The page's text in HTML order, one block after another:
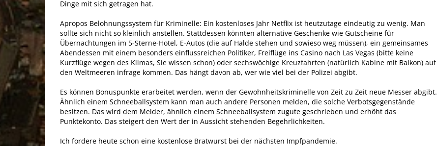
Dinge mit sich getragen hat.
Apropos Belohnungssystem für Kriminelle: Ein kostenloses Jahr Netflix ist heutzutage eindeutig zu wenig. Man
sollte sich nicht so kleinlich anstellen. Stattdessen könnten alternative Geschenke wie Gutscheine für
Übernachtungen im 5-Sterne-Hotel, E-Autos (die auf Halde stehen und sowieso weg müssen), ein gemeinsames
Abendessen mit einem besonders einflussreichen Politiker, Freiflüge ins Casino nach Las Vegas (bitte keine
Kurzflüge wegen des Klimas, Sie wissen schon) oder sechswöchige Kreuzfahrten (natürlich Kabine mit Balkon) auf
den Weltmeeren infrage kommen. Das hängt davon ab, wer wie viel bei der Polizei abgibt.
Es können Bonuspunkte erarbeitet werden, wenn der Gewohnheitskriminelle von Zeit zu Zeit neue Messer abgibt.
Ähnlich einem Schneeballsystem kann man auch andere Personen melden, die solche Verbotsgegenstände
besitzen. Das wird dem Melder, ähnlich einem Schneeballsystem zugute geschrieben und erhöht das
Punktekonto. Das steigert den Wert der in Aussicht stehenden Begehrlichkeiten.
Ich fordere heute schon eine kostenlose Bratwurst bei der nächsten Impfpandemie.